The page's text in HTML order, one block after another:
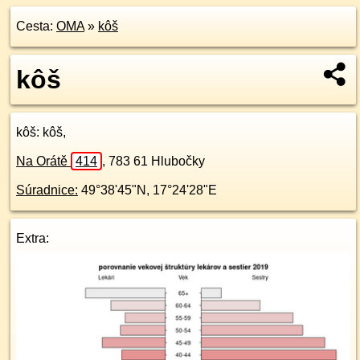
Cesta: OMA» kôš
kôš
kôš: kôš,
Na Orátě 414 , 783 61 Hlubočky
Súradnice: 49°38'45"N , 17°24'28"E
Extra: